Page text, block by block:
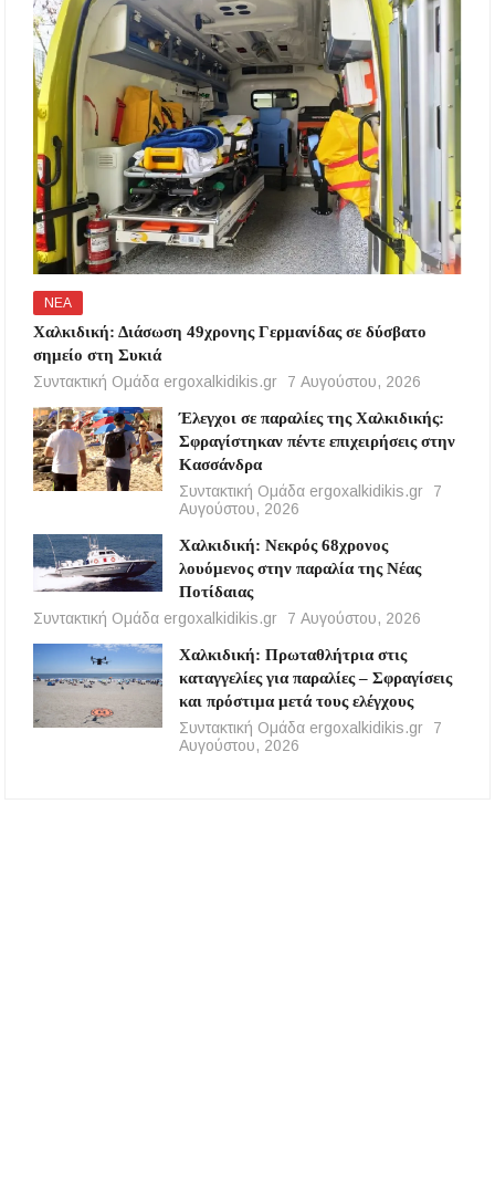
ΝΕΑ
Χαλκιδική: Διάσωση 49χρονης Γερμανίδας σε δύσβατο
σημείο στη Συκιά
Συντακτική Ομάδα ergoxalkidikis.gr
7 Αυγούστου, 2026
Έλεγχοι σε παραλίες της Χαλκιδικής:
Σφραγίστηκαν πέντε επιχειρήσεις στην
Κασσάνδρα
Συντακτική Ομάδα ergoxalkidikis.gr
7
Αυγούστου, 2026
Χαλκιδική: Νεκρός 68χρονος
λουόμενος στην παραλία της Νέας
Ποτίδαιας
Συντακτική Ομάδα ergoxalkidikis.gr
7 Αυγούστου, 2026
Χαλκιδική: Πρωταθλήτρια στις
καταγγελίες για παραλίες – Σφραγίσεις
και πρόστιμα μετά τους ελέγχους
Συντακτική Ομάδα ergoxalkidikis.gr
7
Αυγούστου, 2026